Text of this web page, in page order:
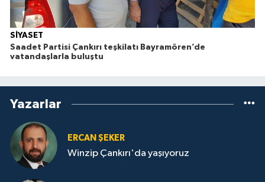
SİYASET
Saadet Partisi Çankırı teşkilatı Bayramören’de
vatandaşlarla buluştu
Yazarlar
ERCAN ŞEKER
Winzip Çankırı'da yaşıyoruz